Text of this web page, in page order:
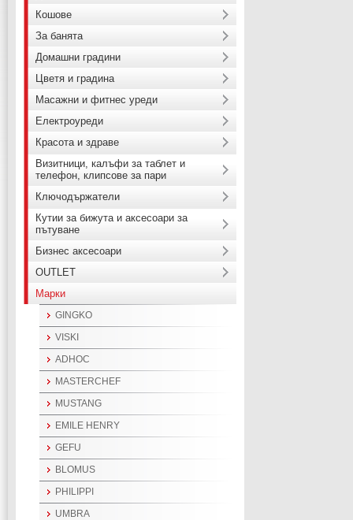
Кошове
За банята
Домашни градини
Цветя и градина
Масажни и фитнес уреди
Електроуреди
Красота и здраве
Визитници, калъфи за таблет и
телефон, клипсове за пари
Ключодържатели
Кутии за бижута и аксесоари за
пътуване
Бизнес аксесоари
OUTLET
Марки
GINGKO
VISKI
ADHOC
MASTERCHEF
MUSTANG
EMILE HENRY
GEFU
BLOMUS
PHILIPPI
UMBRA